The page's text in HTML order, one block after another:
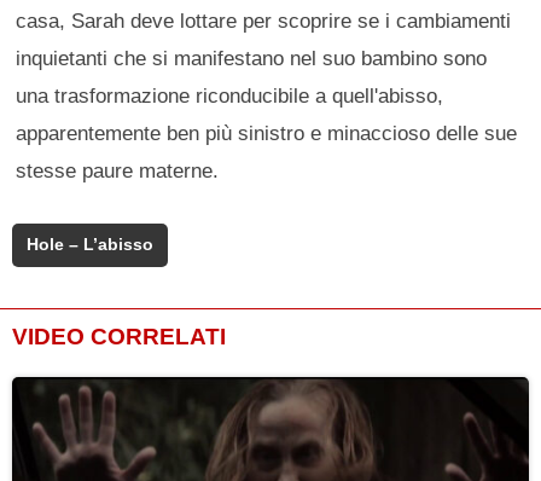
casa, Sarah deve lottare per scoprire se i cambiamenti
inquietanti che si manifestano nel suo bambino sono
una trasformazione riconducibile a quell'abisso,
apparentemente ben più sinistro e minaccioso delle sue
stesse paure materne.
Hole – L’abisso
VIDEO CORRELATI